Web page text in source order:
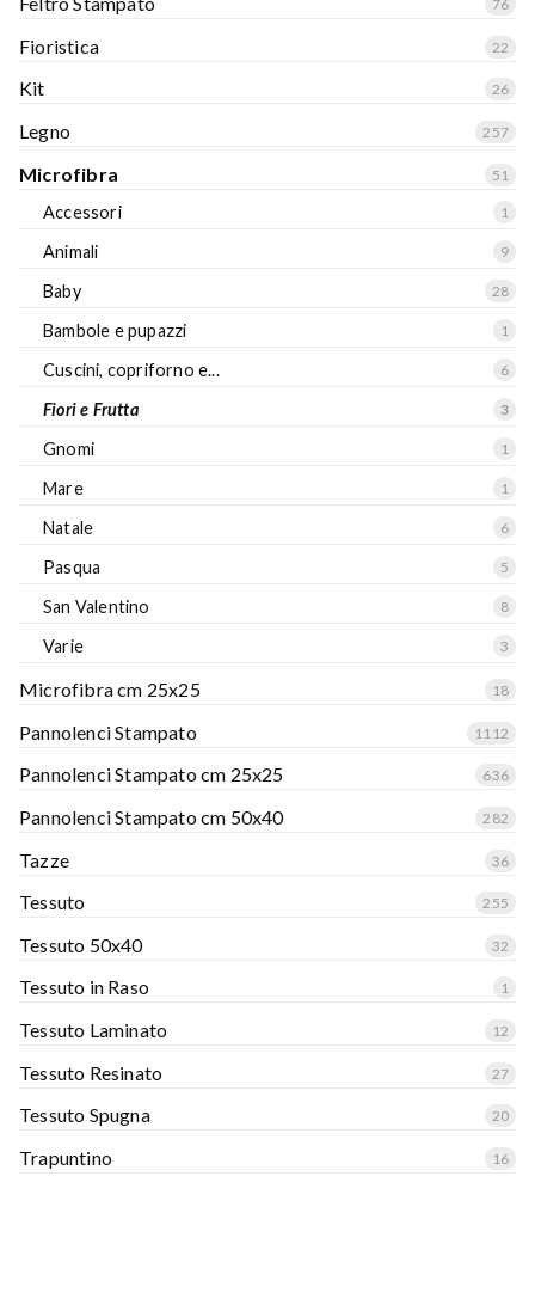
76
Fioristica 22
Kit 26
Legno 257
Microfibra 51
Accessori 1
Animali 9
Baby 28
Bambole e pupazzi 1
Cuscini, copriforno e... 6
Fiori e Frutta 3
Gnomi 1
Mare 1
Natale 6
Pasqua 5
San Valentino 8
Varie 3
Microfibra cm 25x25 18
Pannolenci Stampato 1112
Pannolenci Stampato cm 25x25 636
Pannolenci Stampato cm 50x40 282
Tazze 36
Tessuto 255
Tessuto 50x40 32
Tessuto in Raso 1
Tessuto Laminato 12
Tessuto Resinato 27
Tessuto Spugna 20
Trapuntino 16